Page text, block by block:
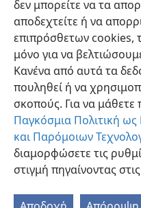
δεν μπορείτε να τα
αποδεχτείτε ή να
επιπρόσθετων cookies,
μόνο για να
Κανένα από αυτά τα
πουληθεί ή να
σκοπούς. Για να μάθετε
Παγκόσμια Πολιτική
και Παρόμοιων
διαμορφώσετε τις
στιγμή πηγαίνοντας στις
Ελληνική
Copyright© 2026 Watch Tower
Όροι Χρήσης Πολιτική